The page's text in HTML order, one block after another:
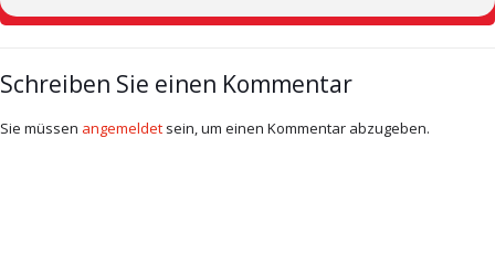
Schreiben Sie einen Kommentar
Sie müssen angemeldet sein, um einen Kommentar abzugeben.